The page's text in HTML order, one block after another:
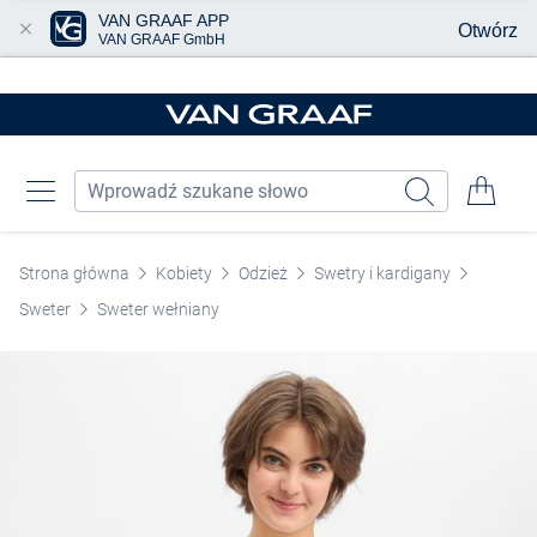
Strona główna Kobiety Odzież
Swetry i kardigany
Sweter
Sweter wełniany
VAN GRAAF APP
VAN GRAAF GmbH Otwórz